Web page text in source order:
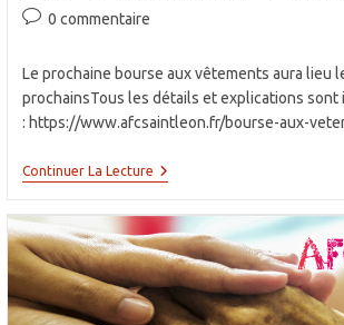
de
publiée :
Commentaires
la
publication :
0 commentaire
Le prochaine bourse aux vêtements aura lieu
prochainsTous les détails et explications sont
: https://www.afcsaintleon.fr/bourse-aux-
Continuer La LectureBourse
5
Et
6
Octobre
2024